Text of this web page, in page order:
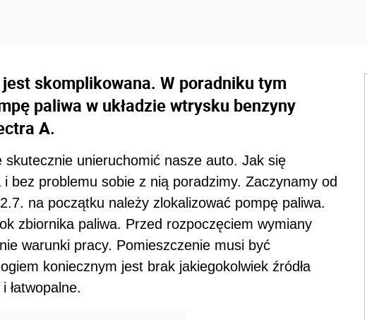
skomplikowana. W poradniku tym
paliwa w układzie wtrysku benzyny
A.
skutecznie unieruchomić nasze auto. Jak się
bez problemu sobie z nią poradzimy. Zaczynamy od
na początku należy zlokalizować pompę paliwa.
zbiornika paliwa. Przed rozpoczęciem wymiany
warunki pracy. Pomieszczenie musi być
koniecznym jest brak jakiegokolwiek źródła
łatwopalne.